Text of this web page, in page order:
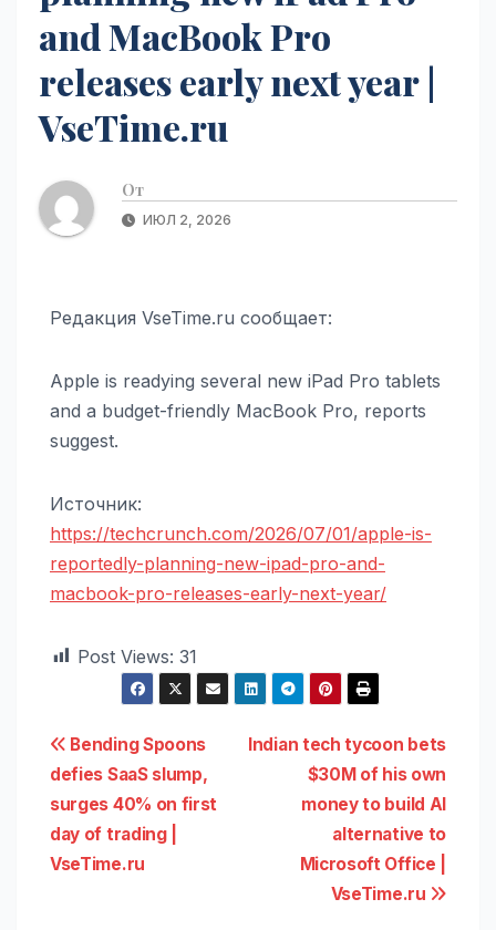
and MacBook Pro
releases early next year |
VseTime.ru
От
ИЮЛ 2, 2026
Редакция VseTime.ru сообщает:
Apple is readying several new iPad Pro tablets
and a budget-friendly MacBook Pro, reports
suggest.
Источник:
https://techcrunch.com/2026/07/01/apple-is-
reportedly-planning-new-ipad-pro-and-
macbook-pro-releases-early-next-year/
Post Views: 31
Навигация
по
записям
Indian tech tycoon bets
$30M of his own
money to build AI
alternative to
Microsoft Office |
VseTime.ru
Bending Spoons
defies SaaS slump,
surges 40% on first
day of trading |
VseTime.ru